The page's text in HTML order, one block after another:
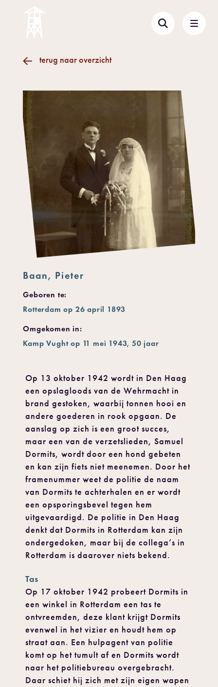
terug naar overzicht
Baan, Pieter
Geboren te:
Rotterdam op 26 april 1893
Omgekomen in:
Kamp Vught op 11 mei 1943, 50 jaar
Op 13 oktober 1942 wordt in Den Haag
een opslagloods van de Wehrmacht in
brand gestoken, waarbij tonnen hooi en
andere goederen in rook opgaan. De
aanslag op zich is een groot succes,
maar een van de verzetslieden, Samuel
Dormits, wordt door een hond gebeten
en kan zijn fiets niet meenemen. Door het
framenummer weet de politie de naam
van Dormits te achterhalen en er wordt
een opsporingsbevel tegen hem
uitgevaardigd. De politie in Den Haag
denkt dat Dormits in Rotterdam kan zijn
ondergedoken, maar bij de collega’s in
Rotterdam is daarover niets bekend.
Tas
Op 17 oktober 1942 probeert Dormits in
een winkel in Rotterdam een tas te
ontvreemden, deze klant krijgt Dormits
evenwel in het vizier en houdt hem op
straat aan. Een hulpagent van politie
komt op het tumult af en Dormits wordt
naar het politiebureau overgebracht.
Daar schiet hij zich met zijn eigen wapen